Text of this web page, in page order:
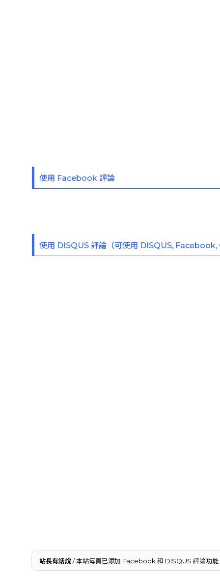
使用 Facebook 評論
使用 DISQUS 評論（可使用 DISQUS,
站長有話說/ 本站每頁已添加 Facebook 和 DISQUS 評論功能